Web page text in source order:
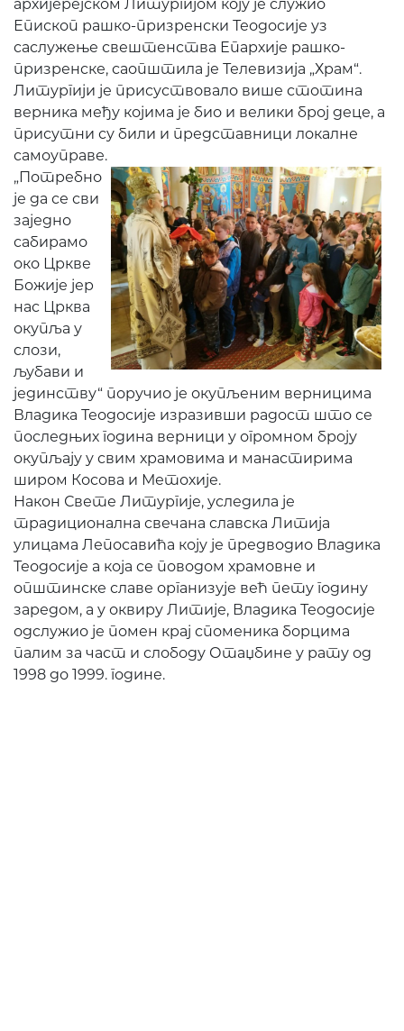
архијерејском Литургијом коју је служио
Епископ рашко-призренски Теодосије уз
саслужење свештенства Епархије рашко-
призренске, саопштила је Телевизија „Храм“.
Литургији је присуствовало више стотина
верника међу којима је био и велики број деце, а
присутни су били и представници локалне
самоуправе.
„Потребно
је да се сви
заједно
сабирамо
око Цркве
Божије јер
нас Црква
окупља у
слози,
љубави и
јединству“ поручио је окупљеним верницима
Владика Теодосије изразивши радост што се
последњих година верници у огромном броју
окупљају у свим храмовима и манастирима
широм Косова и Метохије.
Након Свете Литургије, уследила је
традиционална свечана славска Литија
улицама Лепосавића коју је предводио Владика
Теодосије а која се поводом храмовне и
општинске славе организује већ пету годину
заредом, а у оквиру Литије, Владика Теодосије
одслужио је помен крај споменика борцима
палим за част и слободу Отаџбине у рату од
1998 до 1999. године.